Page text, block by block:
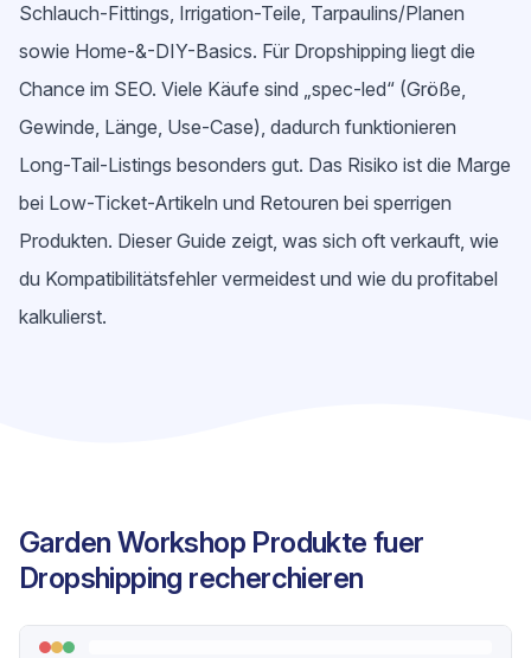
Schlauch-Fittings, Irrigation-Teile, Tarpaulins/Planen
sowie Home-&-DIY-Basics. Für Dropshipping liegt die
Chance im SEO. Viele Käufe sind „spec-led“ (Größe,
Gewinde, Länge, Use-Case), dadurch funktionieren
Long-Tail-Listings besonders gut. Das Risiko ist die Marge
bei Low-Ticket-Artikeln und Retouren bei sperrigen
Produkten. Dieser Guide zeigt, was sich oft verkauft, wie
du Kompatibilitätsfehler vermeidest und wie du profitabel
kalkulierst.
Garden Workshop Produkte fuer
Dropshipping recherchieren